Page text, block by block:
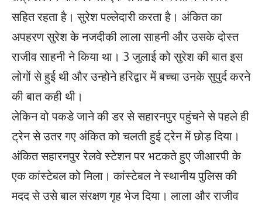
सहित रहता है। सुरेश पल्लेदारी करता है। अंकित का
अपहरण सुरेश के नजदीकी लाला साहनी और उसके दोस्त
राजीव साहनी ने किया था। 3 जुलाई को सुरेश की बात इस
लोगों से हुई थी और उन्होने हरिद्वार में बच्चा उनके सुपुर्द करने
की बात कही थी।
लेकिन वो पकडे जाने की डर से सहारनपुर पहुंचने से पहले ही
ट्रेन से उतर गए अंकित को चलती हुई ट्रेन में छोड़ दिया।
अंकित सहारनपुर रेलवे स्टेशन पर भटकते हुए जीआरपी के
एक कांस्टेबल को मिला। कांस्टेबल ने स्थानीय पुलिस की
मदद से उसे बाल संरक्षण गृह भेज दिया। लाला और राजीव